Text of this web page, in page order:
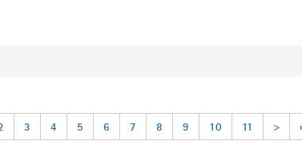
3 4 5 6 7 8 9 10 11 >